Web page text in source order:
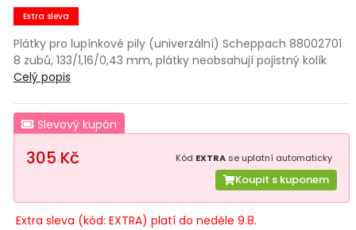
Extra sleva
Plátky pro lupínkové pily (univerzální) Scheppach 88002701
8 zubů, 133/1,16/0,43 mm, plátky neobsahují pojistný kolík
Celý popis
Slevový kupón
305 Kč Kód EXTRA se uplatní automaticky
Koupit s kuponem
Extra sleva (kód: EXTRA) platí do neděle 9.8.